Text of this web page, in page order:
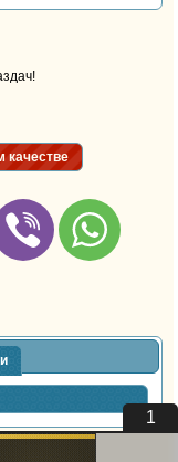
1
качестве